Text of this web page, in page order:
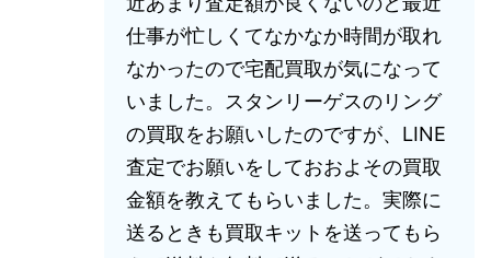
仕事が忙しくてなかなか時間が取れ
なかったので宅配買取が気になって
いました。スタンリーゲスのリング
の買取をお願いしたのですが、LINE
査定でお願いをしておおよその買取
金額を教えてもらいました。実際に
送るときも買取キットを送ってもら